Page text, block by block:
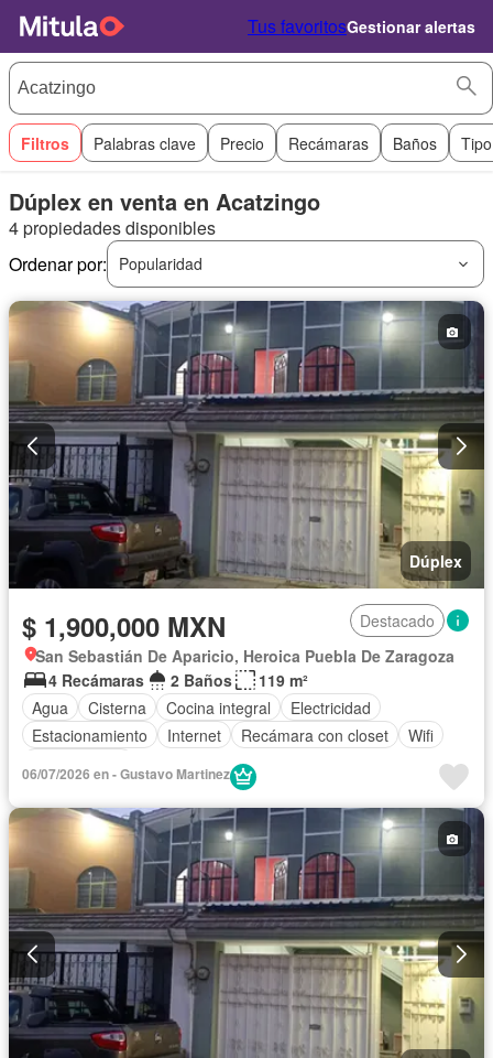
Tus favoritosGestionar alertas
Filtros Palabras clave Precio Recámaras Baños
Dúplex en venta en Acatzingo
4 propiedades disponibles
Ordenar por:
Popularidad
Dúplex
$ 1,900,000 MXN
Destacado
San Sebastián De Aparicio, Heroica Puebla De Zaragoza
4 Recámaras
2 Baños
119 m²
Agua
Cisterna Cocina integral
Electricidad
Estacionamiento
Internet Recámara con closet
Wifi
06/07/2026 en - Gustavo Martinez